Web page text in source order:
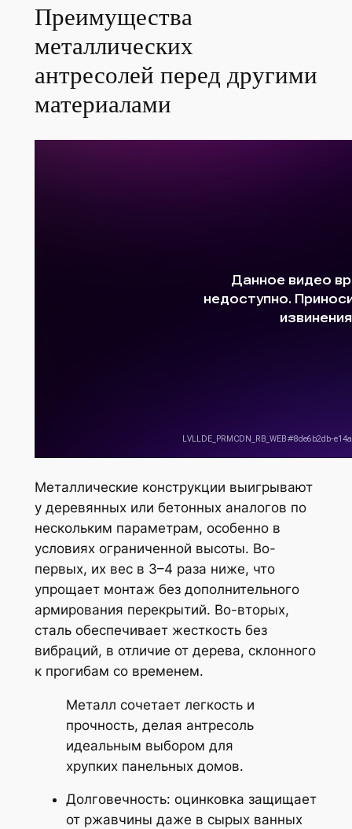
Преимущества
металлических
антресолей перед другими
материалами
Металлические конструкции выигрывают
у деревянных или бетонных аналогов по
нескольким параметрам, особенно в
условиях ограниченной высоты. Во-
первых, их вес в 3–4 раза ниже, что
упрощает монтаж без дополнительного
армирования перекрытий. Во-вторых,
сталь обеспечивает жесткость без
вибраций, в отличие от дерева, склонного
к прогибам со временем.
Металл сочетает легкость и
прочность, делая антресоль
идеальным выбором для
хрупких панельных домов.
Долговечность: оцинковка защищает
от ржавчины даже в сырых ванных